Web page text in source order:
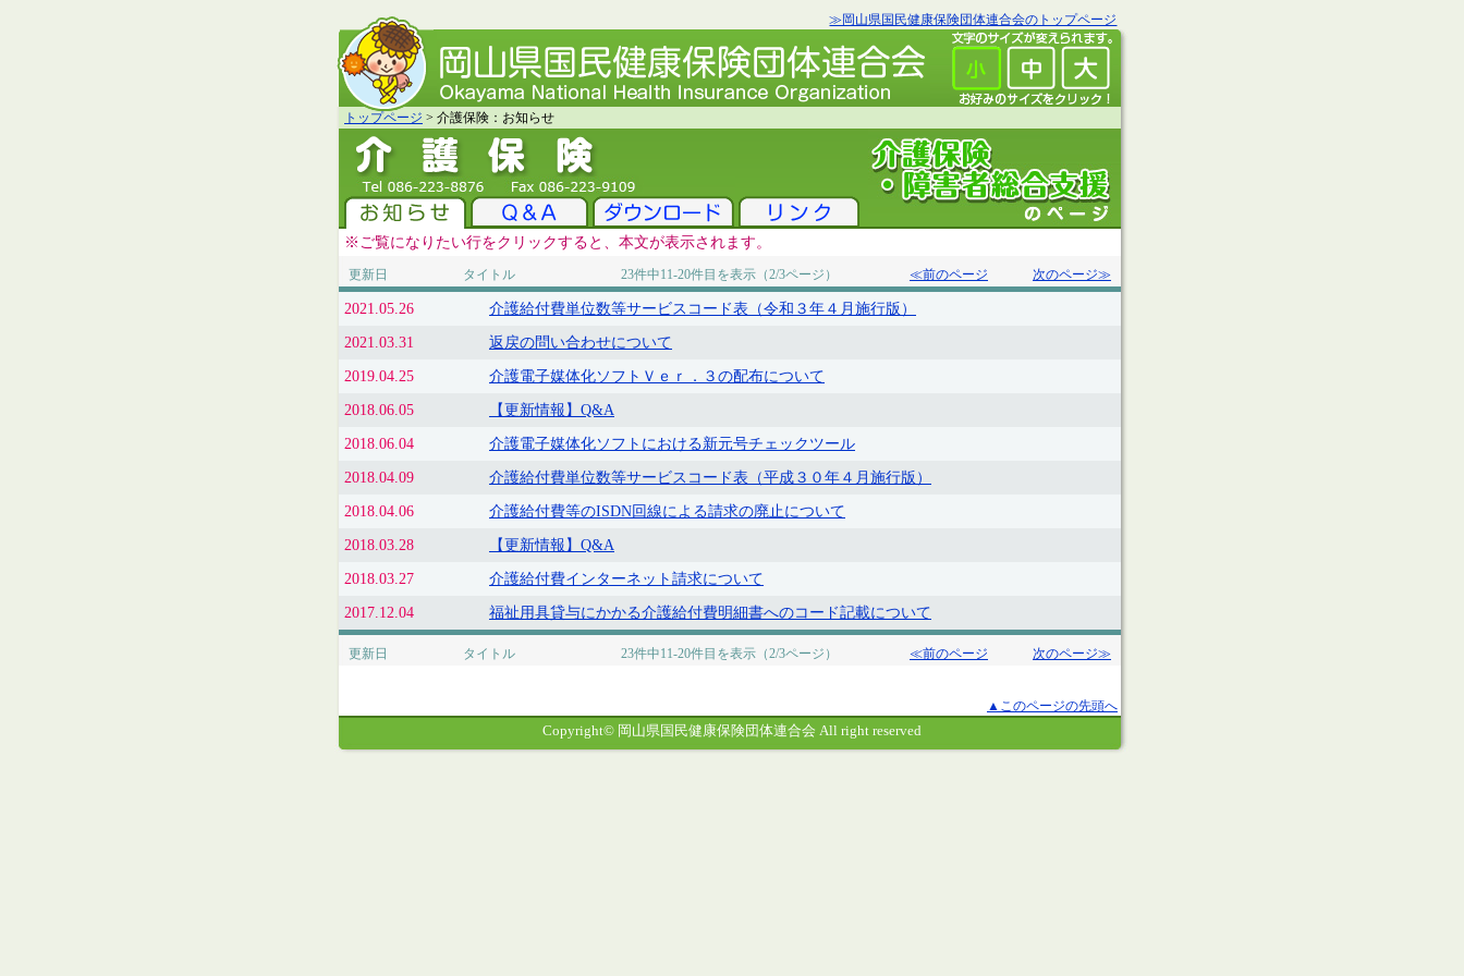
≫岡山県国民健康保険団体連合会のトップページ
トップページ > 介護保険：お知らせ
※ご覧になりたい行をクリックすると、本文が表示されます。
更新日 タイトル 23件中11-20件目を表示（2/3ページ） ≪前のページ 次のページ≫
2021.05.26
介護給付費単位数等サービスコード表（令和３年４月施行版）
2021.03.31
返戻の問い合わせについて
2019.04.25
介護電子媒体化ソフトＶｅｒ．３の配布について
2018.06.05
【更新情報】Q&A
2018.06.04
介護電子媒体化ソフトにおける新元号チェックツール
2018.04.09
介護給付費単位数等サービスコード表（平成３０年４月施行版）
2018.04.06
介護給付費等のISDN回線による請求の廃止について
2018.03.28
【更新情報】Q&A
2018.03.27
介護給付費インターネット請求について
2017.12.04
福祉用具貸与にかかる介護給付費明細書へのコード記載について
更新日 タイトル 23件中11-20件目を表示（2/3ページ） ≪前のページ 次のページ≫
▲このページの先頭へ
Copyright© 岡山県国民健康保険団体連合会 All right reserved